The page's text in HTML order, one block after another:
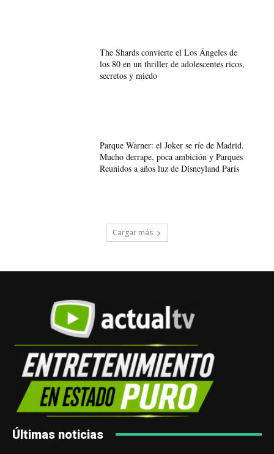
The Shards convierte el Los Ángeles de
los 80 en un thriller de adolescentes ricos,
secretos y miedo
Parque Warner: el Joker se ríe de Madrid.
Mucho derrape, poca ambición y Parques
Reunidos a años luz de Disneyland París
Cargar más
Últimas noticias